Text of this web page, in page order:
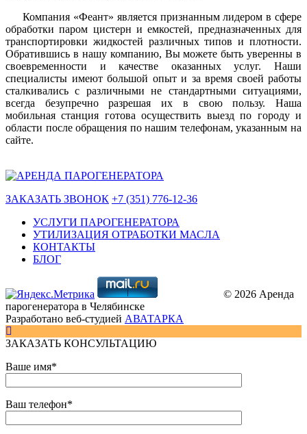
Компания «Феант» является признанным лидером в сфере
обработки паром цистерн и емкостей, предназначенных для
транспортировки жидкостей различных типов и плотности.
Обратившись в нашу компанию, Вы можете быть уверенны в
своевременности и качестве оказанных услуг. Наши
специалисты имеют большой опыт и за время своей работы
сталкивались с различными не стандартными ситуациями,
всегда безупречно разрешая их в свою пользу. Наша
мобильная станция готова осуществить выезд по городу и
области после обращения по нашим телефонам, указанным на
сайте.
ЗАКАЗАТЬ ЗВОНОК +7 (351) 776-12-36
УСЛУГИ ПАРОГЕНЕРАТОРА
УТИЛИЗАЦИЯ ОТРАБОТКИ МАСЛА
КОНТАКТЫ
БЛОГ
© 2026 Аренда
парогенератора в Челябинске
Разработано веб-студией АВАТАРКА
ЗАКАЗАТЬ КОНСУЛЬТАЦИЮ
Ваше имя*
Ваш телефон*